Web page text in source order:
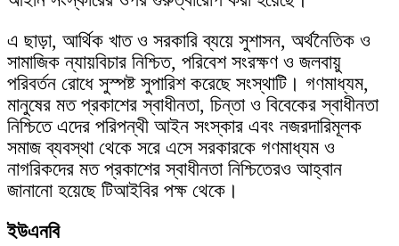
এ ছাড়া, আর্থিক খাত ও সরকারি ব্যয়ে সুশাসন, অর্থনৈতিক ও
সামাজিক ন্যায়বিচার নিশ্চিত, পরিবেশ সংরক্ষণ ও জলবায়ু
পরিবর্তন রোধে সুস্পষ্ট সুপারিশ করেছে সংস্থাটি। গণমাধ্যম,
মানুষের মত প্রকাশের স্বাধীনতা, চিন্তা ও বিবেকের স্বাধীনতা
নিশ্চিতে এদের পরিপন্থী আইন সংস্কার এবং নজরদারিমূলক
সমাজ ব্যবস্থা থেকে সরে এসে সরকারকে গণমাধ্যম ও
নাগরিকদের মত প্রকাশের স্বাধীনতা নিশ্চিতেরও আহ্বান
জানানো হয়েছে টিআইবির পক্ষ থেকে।
ইউএনবি